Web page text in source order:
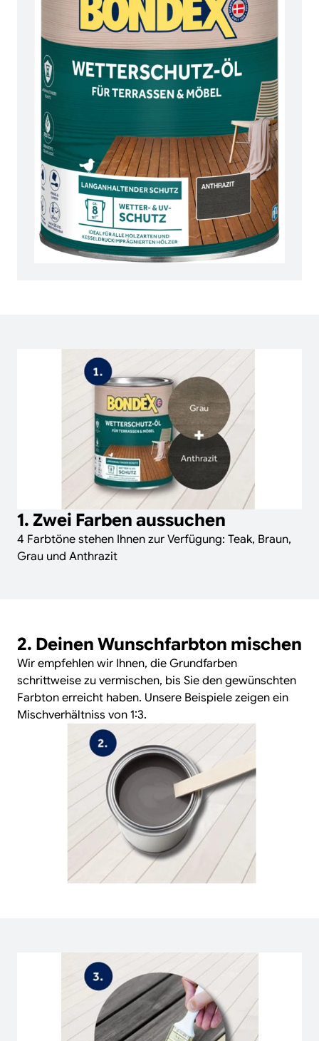
1. Zwei Farben aussuchen
4 Farbtöne stehen Ihnen zur Verfügung: Teak, Braun,
Grau und Anthrazit
2. Deinen Wunschfarbton mischen
Wir empfehlen wir Ihnen, die Grundfarben
schrittweise zu vermischen, bis Sie den gewünschten
Farbton erreicht haben. Unsere Beispiele zeigen ein
Mischverhältniss von 1:3.